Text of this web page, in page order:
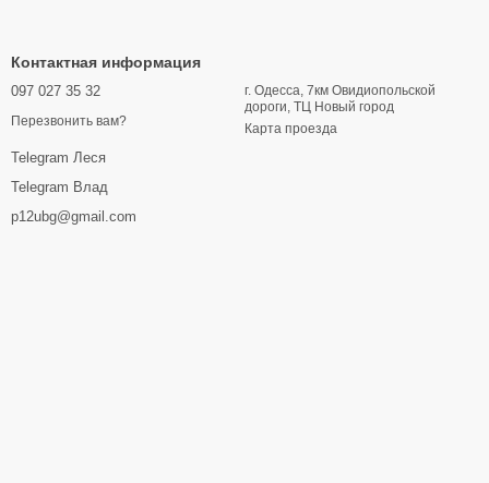
Контактная информация
097 027 35 32
Перезвонить вам?
Telegram Леся
Telegram Влад
p12ubg@gmail.com
г. Одесса, 7км Овидиопольской
дороги, ТЦ Новый город
Карта проезда